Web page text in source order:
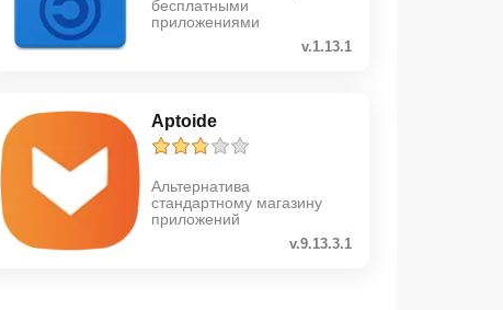
бесплатными
приложениями
v.1.13.1
Aptoide
Альтернатива
стандартному магазину
приложений
v.9.13.3.1